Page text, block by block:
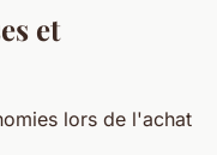
et
lors de l'achat